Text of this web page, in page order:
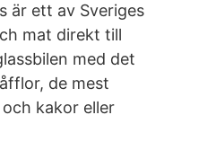
är ett av Sveriges
mat direkt till
med det
de mest
kakor eller